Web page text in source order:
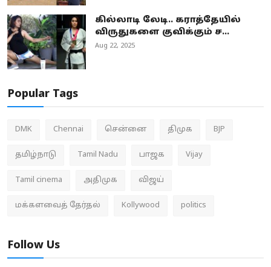
கில்லாடி லேடி.. கராத்தேயில்
விருதுகளை குவிக்கும் ச...
Aug 22, 2025
Popular Tags
DMK Chennai சென்னை திமுக BJP
தமிழ்நாடு Tamil Nadu பாஜக Vijay
Tamil cinema அதிமுக விஜய்
மக்களவைத் தேர்தல் Kollywood politics
Follow Us